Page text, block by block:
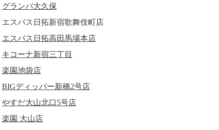
グランパ大久保
エスパス日拓新宿歌舞伎町店
エスパス日拓高田馬場本店
キコーナ新宿三丁目
楽園池袋店
BIGディッパー新橋2号店
やすだ大山北口5号店
楽園 大山店